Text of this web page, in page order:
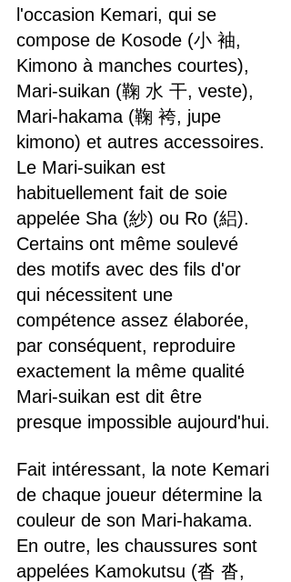
l'occasion Kemari, qui se
compose de Kosode (小 袖,
Kimono à manches courtes),
Mari-suikan (鞠 水 干, veste),
Mari-hakama (鞠 袴, jupe
kimono) et autres accessoires.
Le Mari-suikan est
habituellement fait de soie
appelée Sha (紗) ou Ro (絽).
Certains ont même soulevé
des motifs avec des fils d'or
qui nécessitent une
compétence assez élaborée,
par conséquent, reproduire
exactement la même qualité
Mari-suikan est dit être
presque impossible aujourd'hui.
Fait intéressant, la note Kemari
de chaque joueur détermine la
couleur de son Mari-hakama.
En outre, les chaussures sont
appelées Kamokutsu (沓 沓,